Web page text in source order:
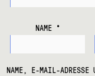
NAME *
NAME, E-MAIL-ADRESSE